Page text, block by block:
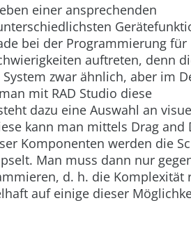
einer ansprechenden
bei der Programmierung für
auftreten, denn
zwar ähnlich, aber im
mit RAD Studio diese
dazu eine Auswahl an
kann man mittels Drag and
Komponenten werden die
Man muss dann nur
d. h. die Komplexität
auf einige dieser